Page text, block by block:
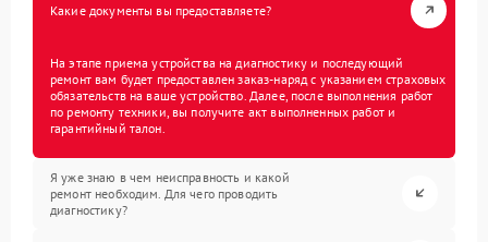
Какие документы вы предоставляете?
На этапе приема устройства на диагностику и последующий
ремонт вам будет предоставлен заказ-наряд с указанием страховых
обязательств на ваше устройство. Далее, после выполнения работ
по ремонту техники, вы получите акт выполненных работ и
гарантийный талон.
Я уже знаю в чем неисправность и какой
ремонт необходим. Для чего проводить
диагностику?